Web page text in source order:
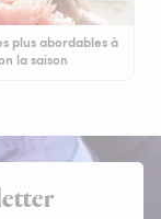
plus abordables à
la saison